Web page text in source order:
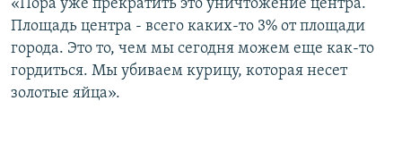
«Пора уже прекратить это уничтожение центра.
Площадь центра - всего каких-то 3% от площади
города. Это то, чем мы сегодня можем еще как-то
гордиться. Мы убиваем курицу, которая несет
золотые яйца».